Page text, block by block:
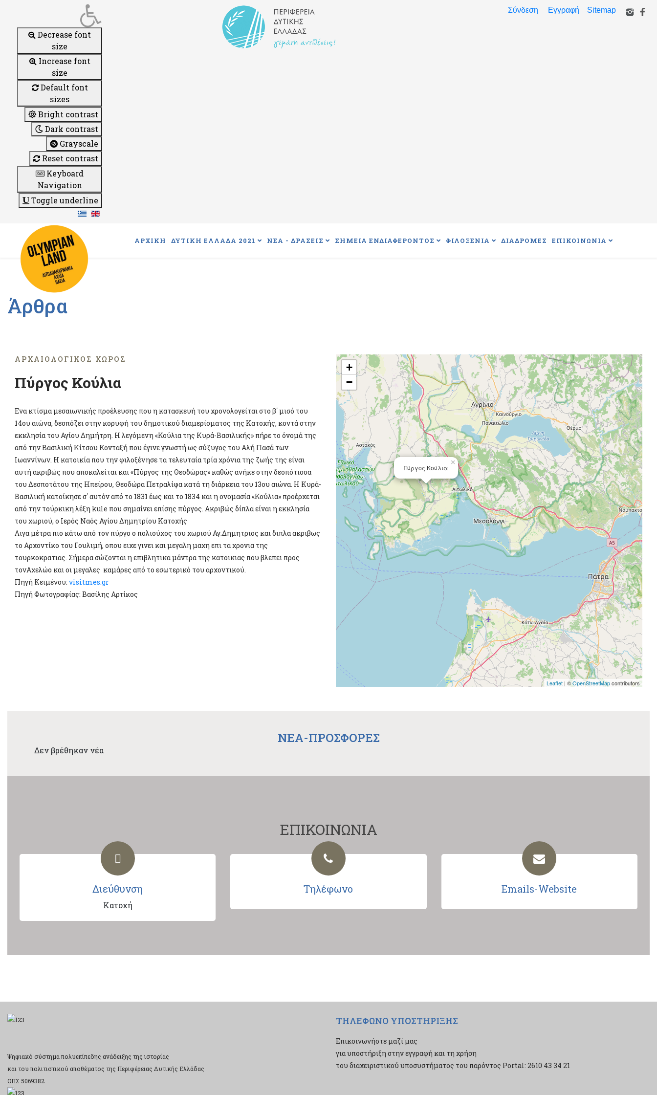
Decrease font
size
Increase font
size
Default font
sizes
Bright contrast
Dark contrast
Grayscale
Reset contrast
Keyboard
Navigation
Toggle underline
Σύνδεση Εγγραφή Sitemap
ΑΡΧΙΚΗ ΔΥΤΙΚΗ ΕΛΛΑΔΑ 2021 ΝΕΑ - ΔΡΑΣΕΙΣ ΣΗΜΕΙΑ ΕΝΔΙΑΦΕΡΟΝΤΟΣ ΦΙΛΟΞΕΝΙΑ ΔΙΑΔΡΟΜΕΣ ΕΠΙΚΟΙΝΩΝΙΑ
Άρθρα
ΑΡΧΑΙΟΛΟΓΙΚΌΣ ΧΏΡΟΣ
Πύργος Κούλια
Ενα κτίσμα μεσαιωνικής προέλευσης που η κατασκευή του χρονολογείται στο β΄ μισό του
14ου αιώνα, δεσπόζει στην κορυφή του δημοτικού διαμερίσματος της Κατοχής, κοντά στην
εκκλησία του Αγίου Δημήτρη. Η λεγόμενη «Κούλια της Κυρά-Βασιλικής» πήρε το όνομά της
από την Βασιλική Κίτσου Κονταξή που έγινε γνωστή ως σύζυγος του Αλή Πασά των
Ιωαννίνων. Η κατοικία που την φιλοξένησε τα τελευταία τρία χρόνια της ζωής της είναι
αυτή ακριβώς που αποκαλείται και «Πύργος της Θεοδώρας» καθώς ανήκε στην δεσπότισσα
του Δεσποτάτου της Ηπείρου, Θεοδώρα Πετραλίφα κατά τη διάρκεια του 13ου αιώνα. Η Κυρά-
Βασιλική κατοίκησε σ΄ αυτόν από το 1831 έως και το 1834 και η ονομασία «Κούλια» προέρχεται
από την τούρκικη λέξη kule που σημαίνει επίσης πύργος. Ακριβώς δίπλα είναι η εκκλησία
του χωριού, ο Ιερός Ναός Αγίου Δημητρίου Κατοχής
Λιγα μέτρα πιο κάτω από τον πύργο ο πολιούχος του χωριού Αγ.Δημητριος και διπλα ακριβως
το Αρχοντίκο του Γουλιμή, οπου ειχε γινει και μεγαλη μαχη επι τα χρονια της
τουρκοκρατιας. Σήμερα σώζονται η επιβλητικα μάντρα της κατοικιας που βλεπει προς
τονΑχελώο και οι μεγαλες καμάρες από το εσωτερικό του αρχοντικού.
Πηγή Kειμένου: visitmes.gr
Πηγή Φωτογραφίας: Βασίλης Αρτίκος
Πύργος Κούλια
×
+
−
Leaflet | ©OpenStreetMapcontributors
NEA-ΠΡΟΣΦΟΡΕΣ
Δεν βρέθηκαν νέα
ΕΠΙΚΟΙΝΩΝΙΑ
Διεύθυνση
Κατοχή
Τηλέφωνο Emails-Website
Ψηφιακό σύστημα πολυεπίπεδης ανάδειξης της ιστορίας
και του πολιτιστικού αποθέματος της Περιφέρειας Δυτικής Ελλάδας
ΟΠΣ 5069382
ΤΗΛΕΦΩΝΟ ΥΠΟΣΤΗΡΙΞΗΣ
Επικοινωνήστε μαζί μας
για υποστήριξη στην εγγραφή και τη χρήση
του διαχειριστικού υποσυστήματος του παρόντος Portal: 2610 43 34 21